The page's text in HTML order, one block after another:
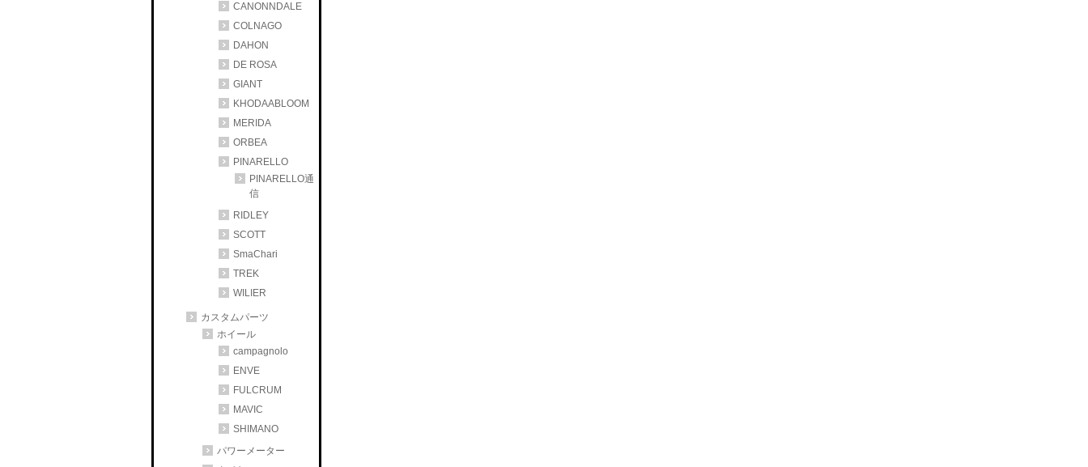
CANONNDALE
COLNAGO
DAHON
DE ROSA
GIANT
KHODAABLOOM
MERIDA
ORBEA
PINARELLO
PINARELLO通
信
RIDLEY
SCOTT
SmaChari
TREK
WILIER
カスタムパーツ
ホイール
campagnolo
ENVE
FULCRUM
MAVIC
SHIMANO
パワーメーター